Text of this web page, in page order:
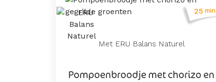
25 min
Met ERU Balans Naturel
Pompoenbroodje met chorizo en